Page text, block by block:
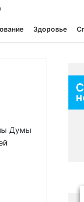
Здоровье
Думы